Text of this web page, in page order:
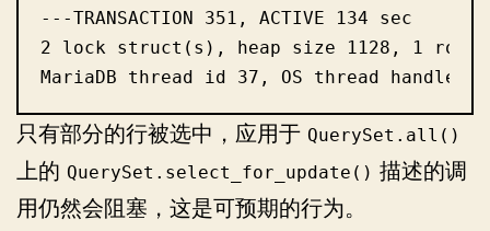
---TRANSACTION 351, ACTIVE 134 sec
2 lock struct(s), heap size 1128, 1 row
MariaDB thread id 37, OS thread handle
只有部分的行被选中，应用于 QuerySet.all()
上的 QuerySet.select_for_update() 描述的调
用仍然会阻塞，这是可预期的行为。